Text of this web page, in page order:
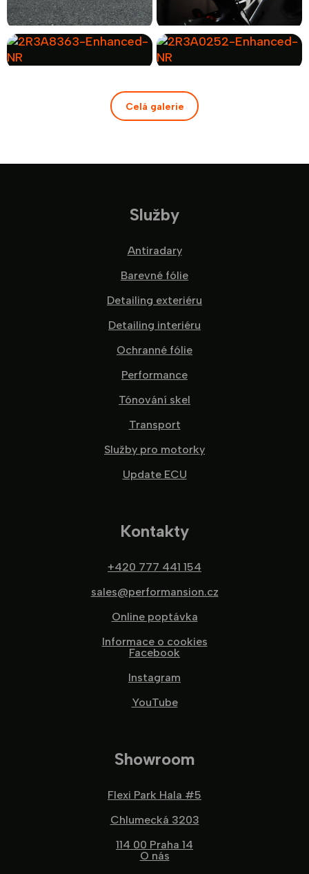
Celá galerie
Služby
Antiradary
Barevné fólie
Detailing exteriéru
Detailing interiéru
Ochranné fólie
Performance
Tónování skel
Transport
Služby pro motorky
Update ECU
Kontakty
+420 777 441 154
sales@performansion.cz
Online poptávka
Informace o cookies
Facebook
Instagram
YouTube
Showroom
Flexi Park Hala #5
Chlumecká 3203
114 00 Praha 14
O nás